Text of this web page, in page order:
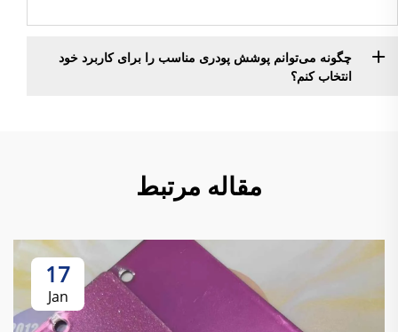
چگونه می‌توانم پوشش پودری مناسب را برای کاربرد خود
انتخاب کنم؟
مقاله مرتبط
17
Jan